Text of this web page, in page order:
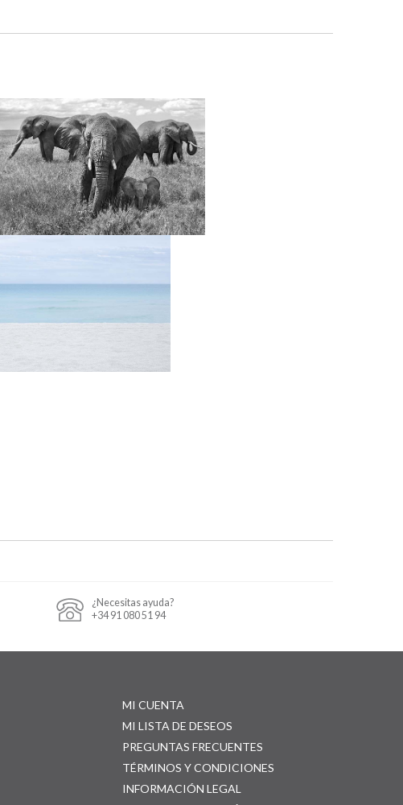
¿Necesitas ayuda?
+34 91 080 51 94
MI CUENTA
MI LISTA DE DESEOS
PREGUNTAS FRECUENTES
TÉRMINOS Y CONDICIONES
INFORMACIÓN LEGAL